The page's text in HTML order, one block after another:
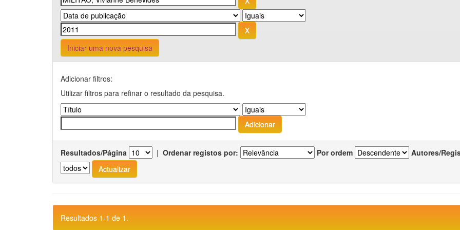
Iniciar uma nova pesquisa
Adicionar filtros:
Utilizar filtros para refinar o resultado da pesquisa.
Resultados/Página | Ordenar registos por: Por ordem Autores/
Resultados 1-1 de 1.